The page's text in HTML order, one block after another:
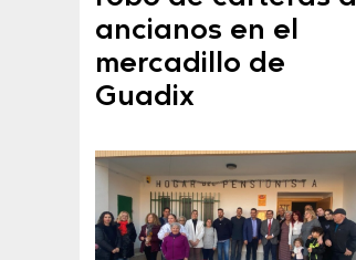
ancianos en el
mercadillo de
Guadix